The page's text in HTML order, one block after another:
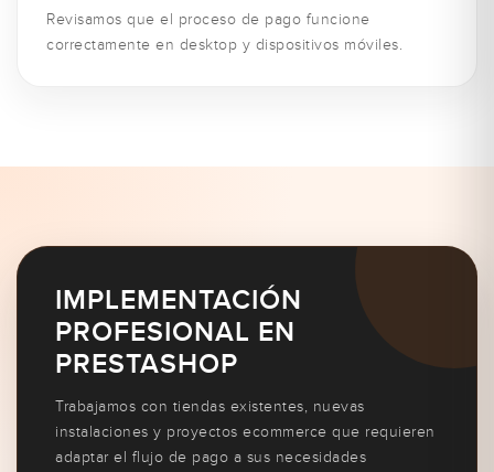
Revisamos que el proceso de pago funcione
correctamente en desktop y dispositivos móviles.
IMPLEMENTACIÓN
PROFESIONAL EN
PRESTASHOP
Trabajamos con tiendas existentes, nuevas
instalaciones y proyectos ecommerce que requieren
adaptar el flujo de pago a sus necesidades